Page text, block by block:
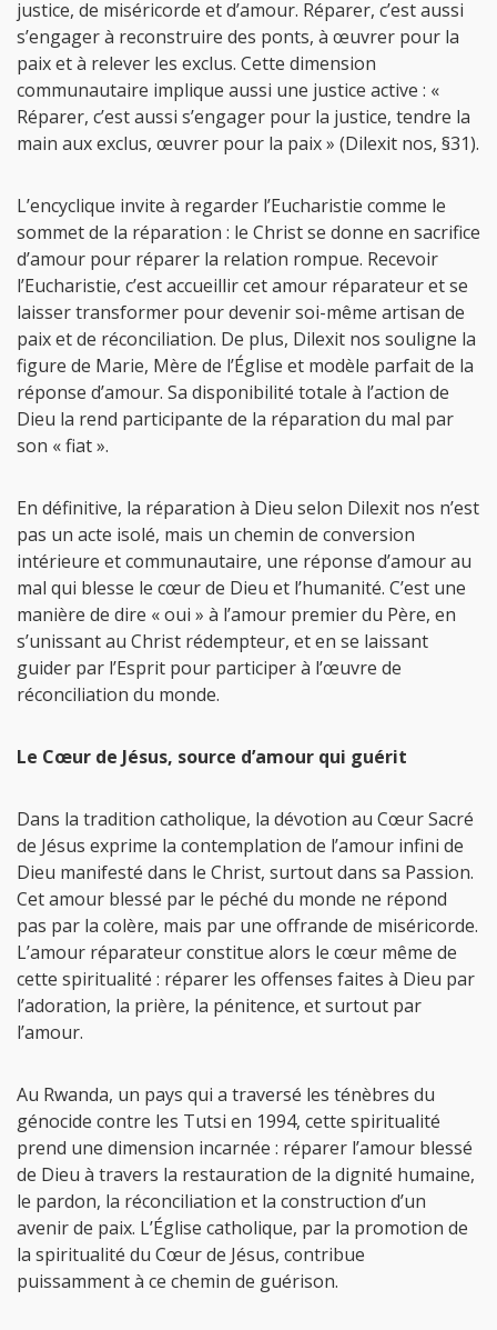
justice, de miséricorde et d’amour. Réparer, c’est aussi
s’engager à reconstruire des ponts, à œuvrer pour la
paix et à relever les exclus. Cette dimension
communautaire implique aussi une justice active : «
Réparer, c’est aussi s’engager pour la justice, tendre la
main aux exclus, œuvrer pour la paix » (Dilexit nos, §31).
L’encyclique invite à regarder l’Eucharistie comme le
sommet de la réparation : le Christ se donne en sacrifice
d’amour pour réparer la relation rompue. Recevoir
l’Eucharistie, c’est accueillir cet amour réparateur et se
laisser transformer pour devenir soi-même artisan de
paix et de réconciliation. De plus, Dilexit nos souligne la
figure de Marie, Mère de l’Église et modèle parfait de la
réponse d’amour. Sa disponibilité totale à l’action de
Dieu la rend participante de la réparation du mal par
son « fiat ».
En définitive, la réparation à Dieu selon Dilexit nos n’est
pas un acte isolé, mais un chemin de conversion
intérieure et communautaire, une réponse d’amour au
mal qui blesse le cœur de Dieu et l’humanité. C’est une
manière de dire « oui » à l’amour premier du Père, en
s’unissant au Christ rédempteur, et en se laissant
guider par l’Esprit pour participer à l’œuvre de
réconciliation du monde.
Le Cœur de Jésus, source d’amour qui guérit
Dans la tradition catholique, la dévotion au Cœur Sacré
de Jésus exprime la contemplation de l’amour infini de
Dieu manifesté dans le Christ, surtout dans sa Passion.
Cet amour blessé par le péché du monde ne répond
pas par la colère, mais par une offrande de miséricorde.
L’amour réparateur constitue alors le cœur même de
cette spiritualité : réparer les offenses faites à Dieu par
l’adoration, la prière, la pénitence, et surtout par
l’amour.
Au Rwanda, un pays qui a traversé les ténèbres du
génocide contre les Tutsi en 1994, cette spiritualité
prend une dimension incarnée : réparer l’amour blessé
de Dieu à travers la restauration de la dignité humaine,
le pardon, la réconciliation et la construction d’un
avenir de paix. L’Église catholique, par la promotion de
la spiritualité du Cœur de Jésus, contribue
puissamment à ce chemin de guérison.